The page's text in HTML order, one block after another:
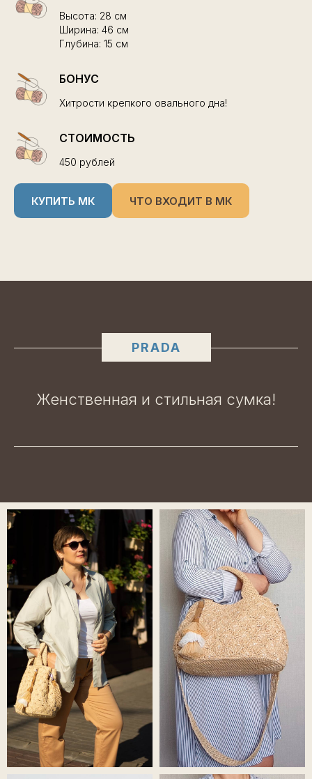
Высота: 28 см
Ширина: 46 см
Глубина: 15 см
БОНУС
Хитрости крепкого овального дна!
СТОИМОСТЬ
450 рублей
КУПИТЬ МК ЧТО ВХОДИТ В МК
PRADA
Женственная и стильная сумка!